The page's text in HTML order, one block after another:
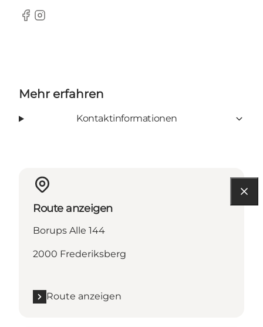
Facebook
Instagram
Mehr erfahren
Kontaktinformationen
Route anzeigen
Borups Alle 144
2000 Frederiksberg
Route anzeigen